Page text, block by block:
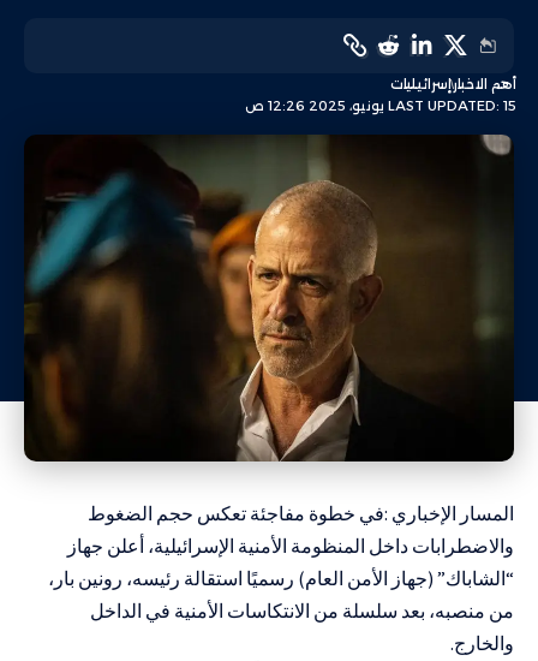
LAST UPDATED: 15 يونيو، 2025 12:26 ص
أهم الاخبارإسرائيليات
المسار الإخباري :في خطوة مفاجئة تعكس حجم الضغوط
والاضطرابات داخل المنظومة الأمنية الإسرائيلية، أعلن جهاز
“الشاباك” (جهاز الأمن العام) رسميًا استقالة رئيسه، رونين بار،
من منصبه، بعد سلسلة من الانتكاسات الأمنية في الداخل
والخارج.